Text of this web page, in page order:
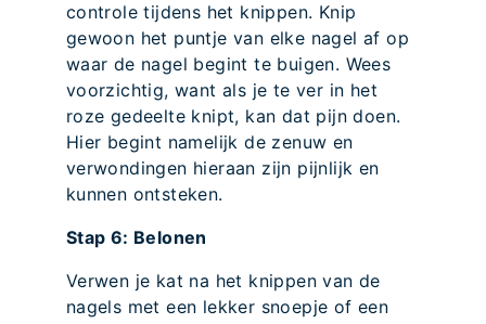
controle tijdens het knippen. Knip
gewoon het puntje van elke nagel af op
waar de nagel begint te buigen. Wees
voorzichtig, want als je te ver in het
roze gedeelte knipt, kan dat pijn doen.
Hier begint namelijk de zenuw en
verwondingen hieraan zijn pijnlijk en
kunnen ontsteken.
Stap 6: Belonen
Verwen je kat na het knippen van de
nagels met een lekker snoepje of een